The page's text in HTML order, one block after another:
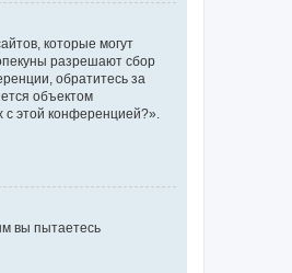
которые могут
разрешают сбор
обратитесь за
объектом
с этой конференцией?».
вы пытаетесь